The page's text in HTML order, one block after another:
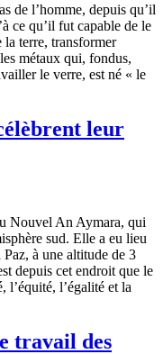
de l’homme, depuis qu’il
ce qu’il fut capable de le
terre, transformer
métaux qui, fondus,
le verre, est né « le
leur
Nouvel An Aymara, qui
sud. Elle a eu lieu
à une altitude de 3
depuis cet endroit que le
l’équité, l’égalité et la
travail des